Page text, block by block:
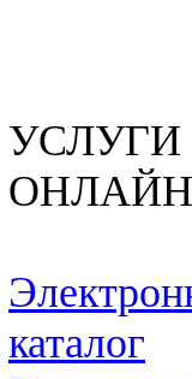
УСЛУГИ
ОНЛАЙН
каталог